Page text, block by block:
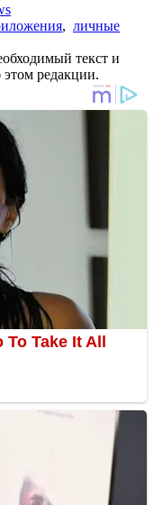
, личные
текст и
редакции.